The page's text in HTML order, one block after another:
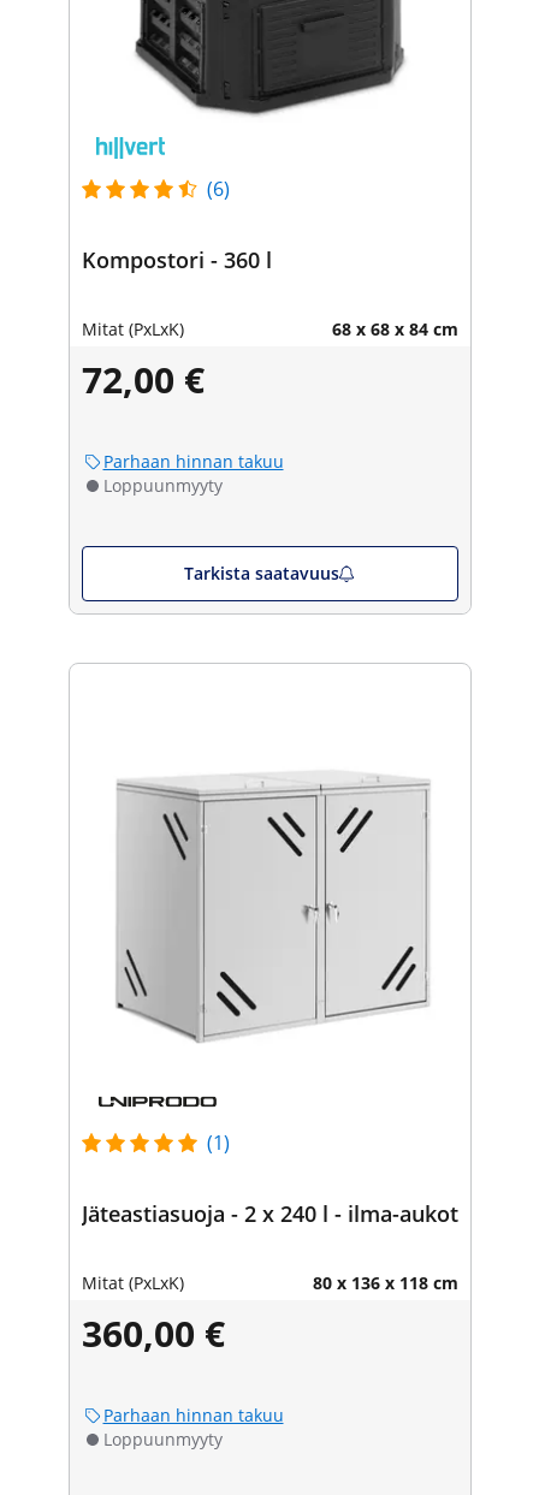
(6)
Kompostori - 360 l
Mitat (PxLxK) 68 x 68 x 84 cm
72,00 €
Parhaan hinnan takuu
Loppuunmyyty
Tarkista saatavuus
(1)
Jäteastiasuoja - 2 x 240 l - ilma-aukot
Mitat (PxLxK) 80 x 136 x 118 cm
360,00 €
Parhaan hinnan takuu
Loppuunmyyty